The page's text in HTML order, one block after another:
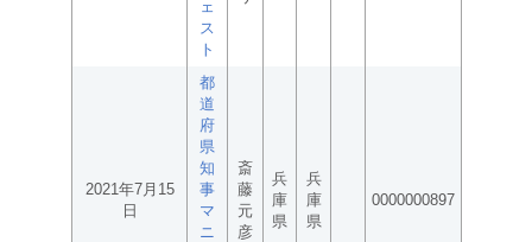
ェ
ス
ト
2021年7月15
日
都
道
府
県
知
事
マ
ニ
斎
藤
元
彦
兵
庫
県
兵
庫
県
0000000897